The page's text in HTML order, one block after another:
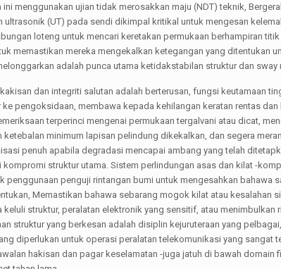
ini menggunakan ujian tidak merosakkan maju (NDT) teknik,
ultrasonik (UT) pada sendi dikimpal kritikal untuk mengesan
loteng untuk mencari keretakan permukaan berhampiran
memastikan mereka mengekalkan ketegangan yang ditentukan
adalah punca utama ketidakstabilan struktur dan sway
dan integriti salutan adalah berterusan, fungsi keutamaan
pengoksidaan, membawa kepada kehilangan keratan rentas
terperinci mengenai permukaan tergalvani atau dicat,
ketebalan minimum lapisan pelindung dikekalkan, dan segera
penuh apabila degradasi mencapai ambang yang telah
struktur utama. Sistem perlindungan asas dan kilat -
penggunaan penguji rintangan bumi untuk mengesahkan bahawa
Memastikan bahawa sebarang mogok kilat atau kesalahan
struktur, peralatan elektronik yang sensitif, atau
struktur yang berkesan adalah disiplin kejuruteraan yang
diperlukan untuk operasi peralatan telekomunikasi yang sangat
hakisan dan pagar keselamatan -juga jatuh di bawah